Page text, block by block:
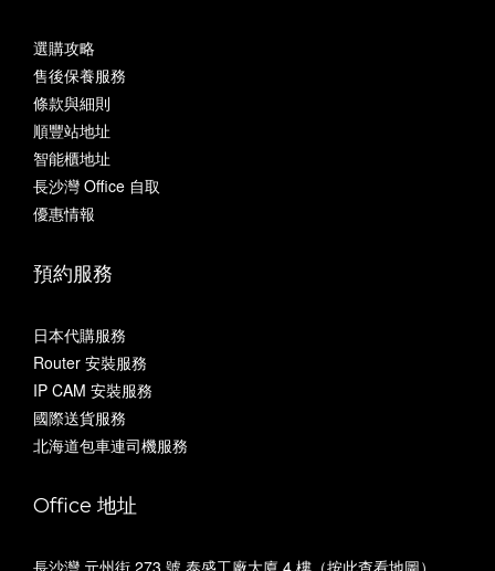
選購攻略
售後保養服務
條款與細則
順豐站地址
智能櫃地址
長沙灣 Office 自取
優惠情報
預約服務
日本代購服務
Router 安裝服務
IP CAM 安裝服務
國際送貨服務
北海道包車連司機服務
Office 地址
長沙灣 元州街 273 號 泰盛工廠大廈 4 樓（按此查看地圖）